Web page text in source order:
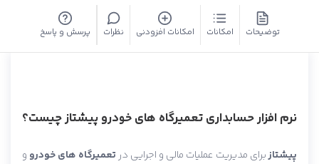
توضیحات امکانات امکانات افزودنی نظرات پرسش و پاسخ
نرم افزار حسابداری تعمیرگاه های خودرو پیشتاز چیست؟
پیشتازبرای مدیریت عملیات مالی و اجرایی در تعمیرگاه های خودرو و